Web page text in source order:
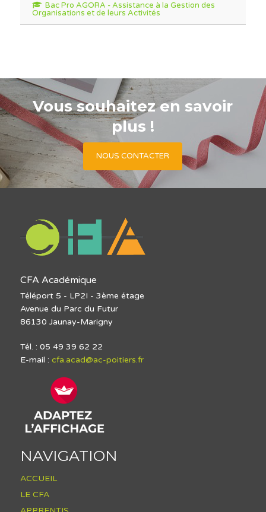
Bac Pro AGORA - Assistance à la Gestion des
Organisations et de leurs Activités
Vous souhaitez en savoir
plus !
NOUS CONTACTER
CFA Académique
Téléport 5 - LP2I - 3ème étage
Avenue du Parc du Futur
86130 Jaunay-Marigny
Tél. : 05 49 39 62 22
E-mail : cfa.acad@ac-poitiers.fr
NAVIGATION
ACCUEIL
LE CFA